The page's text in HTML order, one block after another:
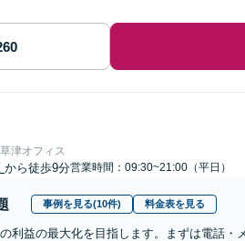
津オフィス
から徒歩9分営業時間：09:30~21:00（平日）
事例を見る(10件) 料金表を見る
の利益の最大化を目指します。まずは電話